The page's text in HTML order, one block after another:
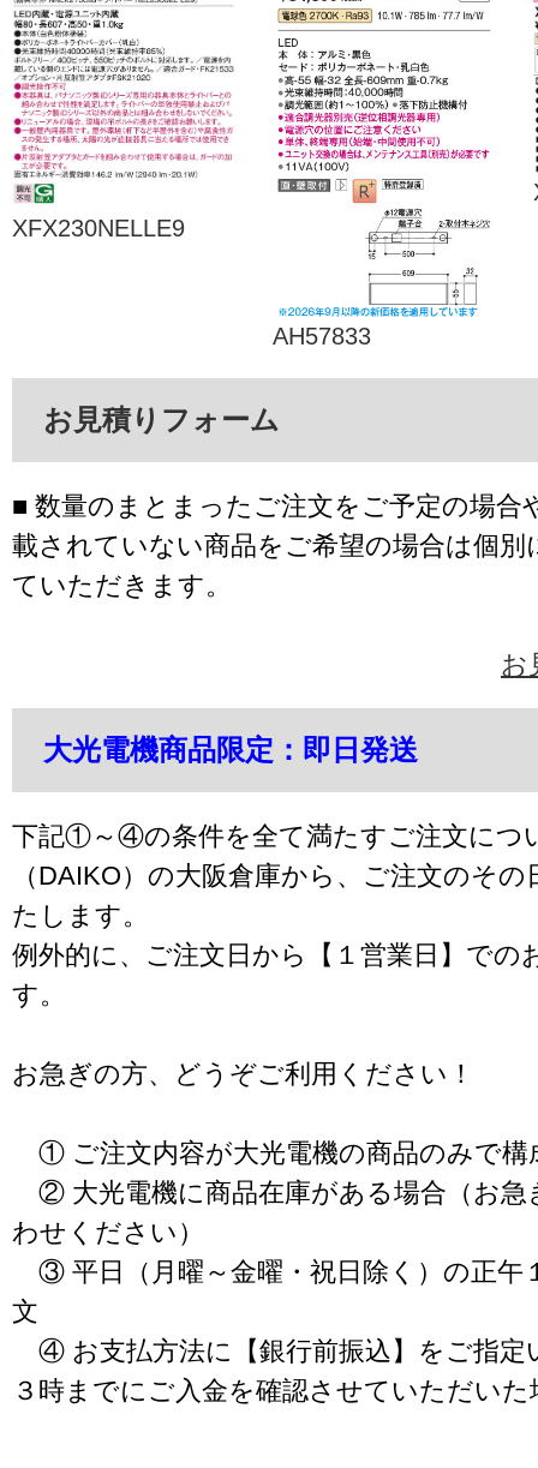
XFX230NELLE9
AH57833
お見積りフォーム
■ 数量のまとまったご注文をご予定の場合
載されていない商品をご希望の場合は個別
ていただきます。
お
大光電機商品限定：即日発送
下記①～④の条件を全て満たすご注文につ
（DAIKO）の大阪倉庫から、ご注文のそ
たします。
例外的に、ご注文日から【１営業日】での
す。
お急ぎの方、どうぞご利用ください！
① ご注文内容が大光電機の商品のみで構
② 大光電機に商品在庫がある場合（お急
わせください）
③ 平日（月曜～金曜・祝日除く）の正午
文
④ お支払方法に【銀行前振込】をご指定
３時までにご入金を確認させていただいた